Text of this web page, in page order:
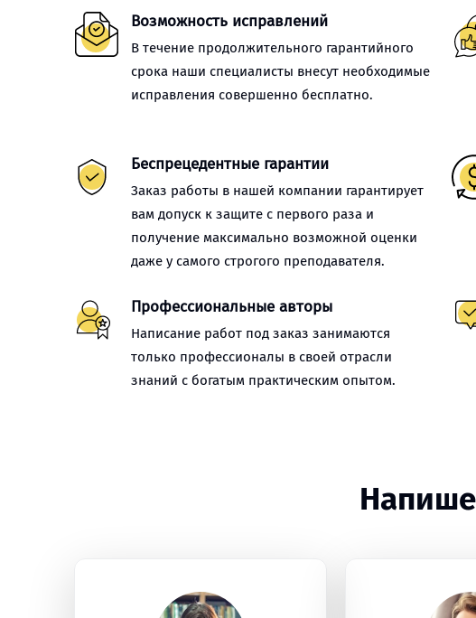
Возможность исправлений
В течение продолжительного гарантийного
срока наши специалисты внесут необходимые
исправления совершенно бесплатно.
Беспрецедентные гарантии
Заказ работы в нашей компании гарантирует
вам допуск к защите с первого раза и
получение максимально возможной оценки
даже у самого строгого преподавателя.
Профессиональные авторы
Написание работ под заказ занимаются
только профессионалы в своей отрасли
знаний с богатым практическим опытом.